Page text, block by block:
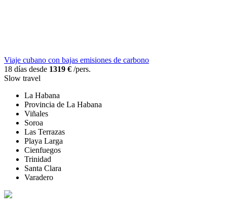
Viaje cubano con bajas emisiones de carbono
18 días desde 1319 € /pers.
Slow travel
La Habana
Provincia de La Habana
Viñales
Soroa
Las Terrazas
Playa Larga
Cienfuegos
Trinidad
Santa Clara
Varadero